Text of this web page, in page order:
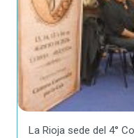
La Rioja sede del 4°